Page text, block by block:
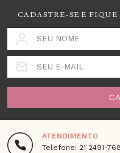
CADASTRE-SE E
SEU NOME
SEU E-MAIL
ATENDIMENTO
Telefone: 21 2491-